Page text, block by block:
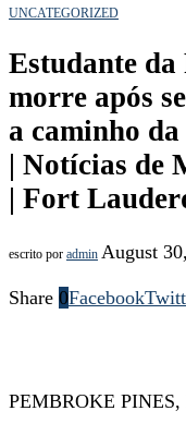
UNCATEGORIZED
Estudante
morre após
a caminho
| Notícias de
| Fort
escrito por admin August
Share 0Facebook
PEMBROKE